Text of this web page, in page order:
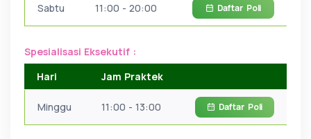
Sabtu 11:00 - 20:00 Daftar Poli
Spesialisasi Eksekutif :
Hari
Jam Praktek
Minggu 11:00 - 13:00 Daftar Poli